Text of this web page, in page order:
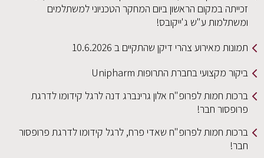
זכייתה במקום הראשון ביום המחקר הטכניוני למשתלמים
ומשתלמות ע"ש ג'ייקובס!
תמונות מאירוע צהרי דיקן שהתקיים ב 10.6.2026
ביקור מקצועי בחברת התרופות Unipharm
ברכות חמות לפרופ"ח אלון גרינברג דנה לרגל קידומו לדרגת
פרופסור חבר!
ברכות חמות לפרופ"ח שאדי פרח, לרגל קידומו לדרגת פרופסור
חבר!